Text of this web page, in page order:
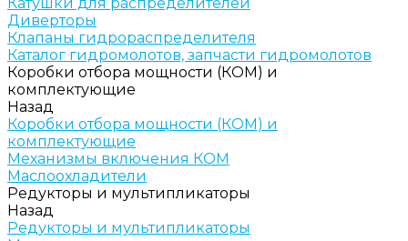
Диверторы
Клапаны гидрораспределителя
Каталог гидромолотов, запчасти гидромолотов
Коробки отбора мощности (КОМ) и
комплектующие
Назад
Коробки отбора мощности (КОМ) и
комплектующие
Механизмы включения КОМ
Маслоохладители
Редукторы и мультипликаторы
Назад
Редукторы и мультипликаторы